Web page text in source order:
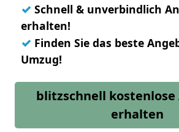
✓ Schnell & unverbindlich
erhalten!
✓ Finden Sie das beste
Umzug!
blitzschnell kostenlose
erhalten